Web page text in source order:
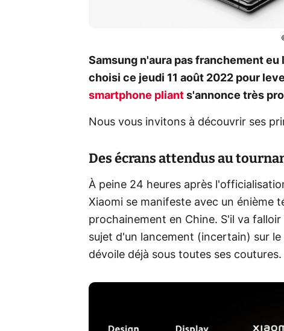
Samsung n'aura pas franchement
choisi ce jeudi 11 août 2022 pour
smartphone pliant s'annonce très
Nous vous invitons à découvrir ses
Des écrans attendus au
À peine 24 heures après
Xiaomi se manifeste avec un énième
prochainement en Chine. S'il va
sujet d'un lancement (incertain) sur le
dévoile déjà sous toutes ses coutures.